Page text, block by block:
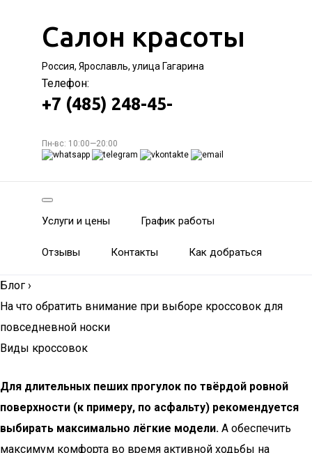
Салон красоты
Россия, Ярославль, улица Гагарина
Телефон:
+7 (485) 248-45-
Пн-вс: 10:00—20:00
Услуги и цены График работы
Отзывы Контакты Как добраться
Блог ›
На что обратить внимание при выборе кроссовок для
повседневной носки
Виды кроссовок
Для длительных пеших прогулок по твёрдой ровной
поверхности (к примеру, по асфальту) рекомендуется
выбирать максимально лёгкие модели. А обеспечить
максимум комфорта во время активной ходьбы на